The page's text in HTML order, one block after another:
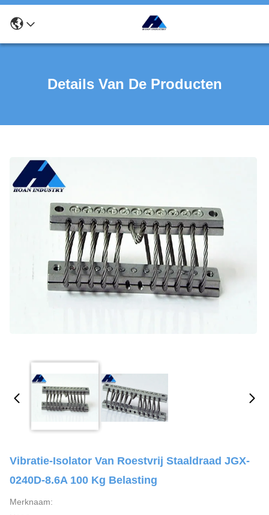
Details Van De Producten
Vibratie-Isolator Van Roestvrij Staaldraad JGX-
0240D-8.6A 100 Kg Belasting
Merknaam: